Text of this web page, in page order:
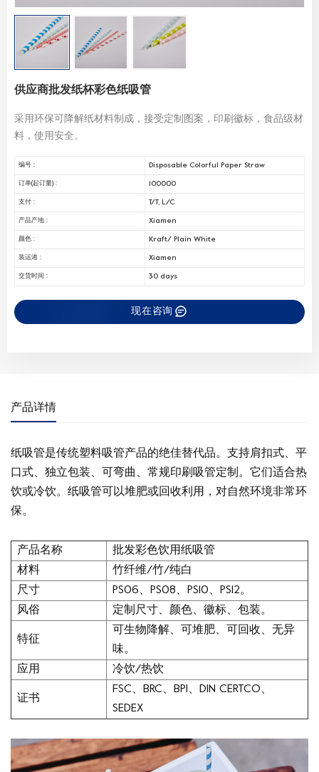
供应商批发纸杯彩色纸吸管
采用环保可降解纸材料制成，接受定制图案，印刷徽标，食品级材
料，使用安全。
编号 : Disposable Colorful Paper Straw
订单(起订量) : 100000
支付 : T/T, L/C
产品产地 : Xiamen
颜色 : Kraft/ Plain White
装运港 : Xiamen
交货时间 : 30 days
现在咨询
产品详情
纸吸管是传统塑料吸管产品的绝佳替代品。支持肩扣式、平
口式、独立包装、可弯曲、常规印刷吸管定制。它们适合热
饮或冷饮。纸吸管可以堆肥或回收利用，对自然环境非常环
保。
产品名称
批发彩色饮用纸吸管
材料
竹纤维/竹/纯白
尺寸
PS06、PS08、PS10、PS12。
风俗
定制尺寸、颜色、徽标、包装。
特征
可生物降解、可堆肥、可回收、无异
味。
应用
冷饮/热饮
证书
FSC、BRC、BPI、DIN CERTCO、
SEDEX